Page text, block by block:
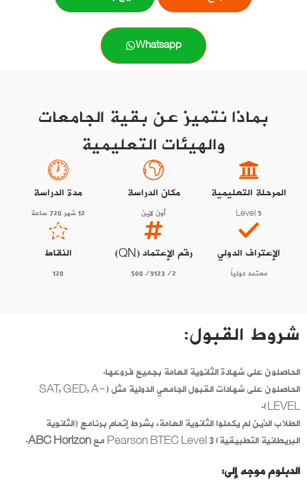
Whatsapp
بماذا نتميز عن بقية الجامعات
والهيئات التعليمية
المرحلة التعليمية
Level 5
مكان الدراسة
أون لاين
مدة الدراسة
12 شهر 720 ساعة
الإعتراف الدولي
معتمد دولياً
رقم الإعتماد (QN)
500/9123/2
النقاط
120
شروط القبول:
الحاصلون على شهادة الثانوية العامة بجميع فروعها.
الحاصلون على شهادات القبول الجامعي الدولية مثل (SAT, GED, A-
LEVEL).
الطلاب الذين لم يكملوا الثانوية العامة، بشرط إتمام برنامج (الثانوية
البريطانية التطبيقية) Pearson BTEC Level 3 مع
ABC Horizon
.
الدبلوم موجه إلى: